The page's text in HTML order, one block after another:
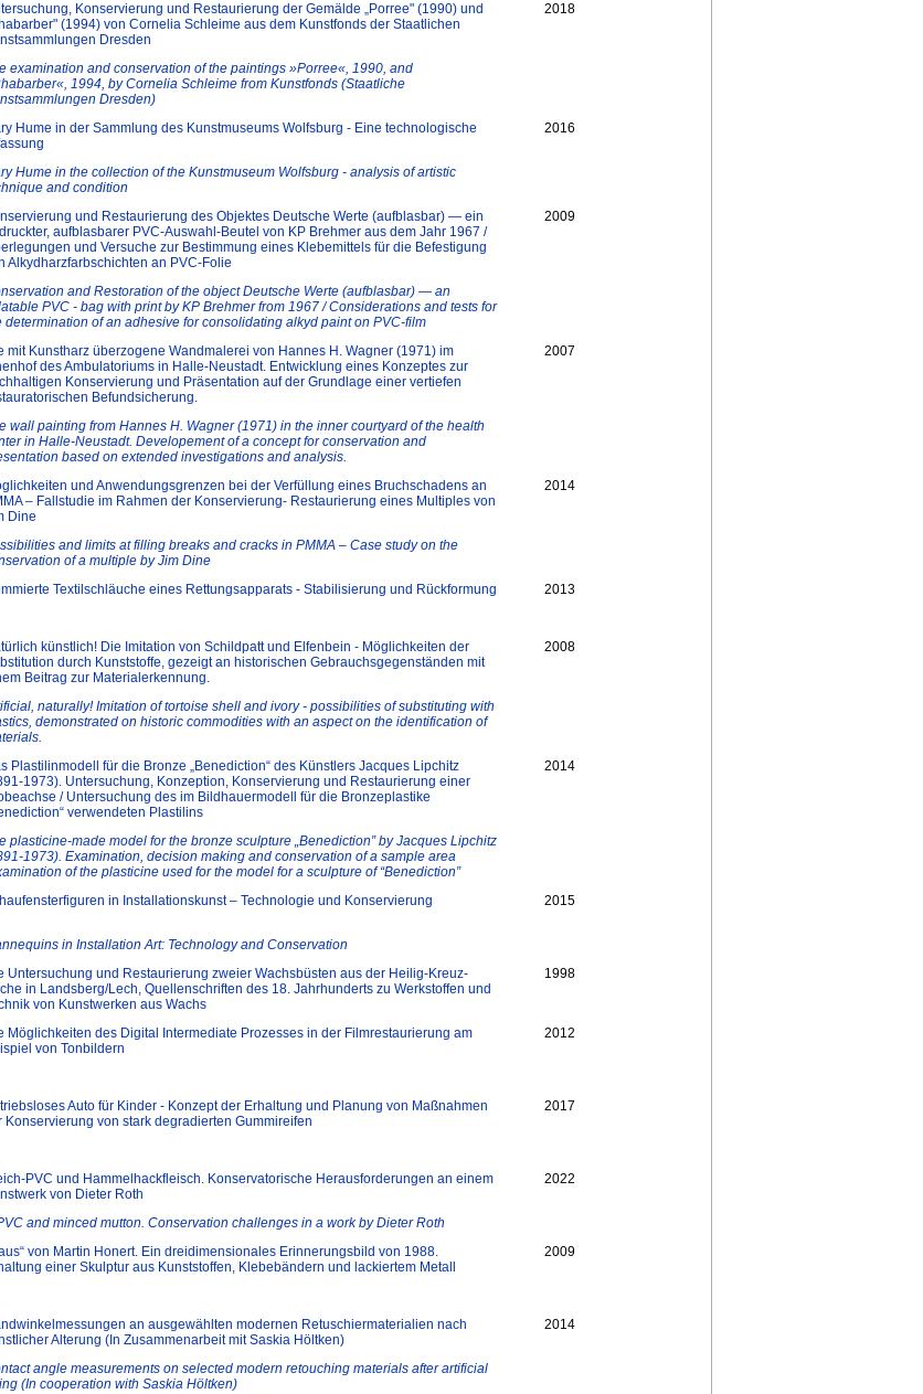
Konservierung und Restaurierung der Gemälde „Porree" (1990) und
(1994) von Cornelia Schleime aus dem Kunstfonds der Staatlichen
Dresden
2018
examination and conservation of the paintings »Porree«, 1990, and
1994, by Cornelia Schleime from Kunstfonds (Staatliche
Dresden)
Hume in der Sammlung des Kunstmuseums Wolfsburg - Eine technologische
2016
Hume in the collection of the Kunstmuseum Wolfsburg - analysis of artistic
and condition
und Restaurierung des Objektes Deutsche Werte (aufblasbar) ― ein
aufblasbarer PVC-Auswahl-Beutel von KP Brehmer aus dem Jahr 1967 /
und Versuche zur Bestimmung eines Klebemittels für die Befestigung
Alkydharzfarbschichten an PVC-Folie
2009
and Restoration of the object Deutsche Werte (aufblasbar) ― an
PVC - bag with print by KP Brehmer from 1967 / Considerations and tests for
determination of an adhesive for consolidating alkyd paint on PVC-film
mit Kunstharz überzogene Wandmalerei von Hannes H. Wagner (1971) im
des Ambulatoriums in Halle-Neustadt. Entwicklung eines Konzeptes zur
Konservierung und Präsentation auf der Grundlage einer vertiefen
Befundsicherung.
2007
wall painting from Hannes H. Wagner (1971) in the inner courtyard of the health
in Halle-Neustadt. Developement of a concept for conservation and
based on extended investigations and analysis.
und Anwendungsgrenzen bei der Verfüllung eines Bruchschadens an
– Fallstudie im Rahmen der Konservierung- Restaurierung eines Multiples von
Dine
2014
and limits at filling breaks and cracks in PMMA – Case study on the
of a multiple by Jim Dine
Textilschläuche eines Rettungsapparats - Stabilisierung und Rückformung
2013
künstlich! Die Imitation von Schildpatt und Elfenbein - Möglichkeiten der
durch Kunststoffe, gezeigt an historischen Gebrauchsgegenständen mit
Beitrag zur Materialerkennung.
2008
naturally! Imitation of tortoise shell and ivory - possibilities of substituting with
demonstrated on historic commodities with an aspect on the identification of
Plastilinmodell für die Bronze „Benediction“ des Künstlers Jacques Lipchitz
1973). Untersuchung, Konzeption, Konservierung und Restaurierung einer
/ Untersuchung des im Bildhauermodell für die Bronzeplastike
verwendeten Plastilins
2014
plasticine-made model for the bronze sculpture „Benediction” by Jacques Lipchitz
1973). Examination, decision making and conservation of a sample area
of the plasticine used for the model for a sculpture of “Benediction”
in Installationskunst – Technologie und Konservierung 2015
in Installation Art: Technology and Conservation
Untersuchung und Restaurierung zweier Wachsbüsten aus der Heilig‐Kreuz‐
in Landsberg/Lech, Quellenschriften des 18. Jahrhunderts zu Werkstoffen und
von Kunstwerken aus Wachs
1998
Möglichkeiten des Digital Intermediate Prozesses in der Filmrestaurierung am
von Tonbildern
2012
Auto für Kinder - Konzept der Erhaltung und Planung von Maßnahmen
Konservierung von stark degradierten Gummireifen
2017
PVC und Hammelhackfleisch. Konservatorische Herausforderungen an einem
von Dieter Roth
2022
and minced mutton. Conservation challenges in a work by Dieter Roth
von Martin Honert. Ein dreidimensionales Erinnerungsbild von 1988.
einer Skulptur aus Kunststoffen, Klebebändern und lackiertem Metall
2009
an ausgewählten modernen Retuschiermaterialien nach
Alterung (In Zusammenarbeit mit Saskia Höltken)
2014
angle measurements on selected modern retouching materials after artificial
(In cooperation with Saskia Höltken)